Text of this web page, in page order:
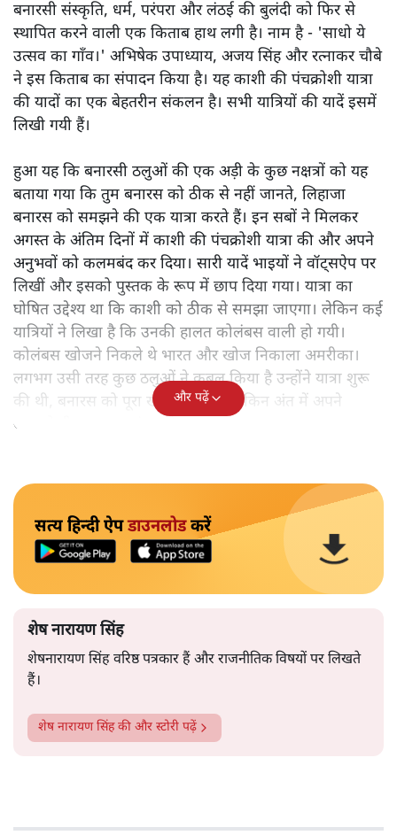
बनारसी संस्कृति, धर्म, परंपरा और लंठई की बुलंदी को फिर से
स्थापित करने वाली एक किताब हाथ लगी है। नाम है - 'साधो ये
उत्सव का गाँव।' अभिषेक उपाध्याय, अजय सिंह और रत्नाकर चौबे
ने इस किताब का संपादन किया है। यह काशी की पंचक्रोशी यात्रा
की यादों का एक बेहतरीन संकलन है। सभी यात्रियों की यादें इसमें
लिखी गयी हैं।
हुआ यह कि बनारसी ठलुओं की एक अड़ी के कुछ नक्षत्रों को यह
बताया गया कि तुम बनारस को ठीक से नहीं जानते, लिहाजा
बनारस को समझने की एक यात्रा करते हैं। इन सबों ने मिलकर
अगस्त के अंतिम दिनों में काशी की पंचक्रोशी यात्रा की और अपने
अनुभवों को कलमबंद कर दिया। सारी यादें भाइयों ने वॉट्सऐप पर
लिखीं और इसको पुस्तक के रूप में छाप दिया गया। यात्रा का
घोषित उद्देश्य था कि काशी को ठीक से समझा जाएगा। लेकिन कई
यात्रियों ने लिखा है कि उनकी हालत कोलंबस वाली हो गयी।
कोलंबस खोजने निकले थे भारत और खोज निकाला अमरीका।
लगभग उसी तरह कुछ ठलुओं ने कुबूल किया है उन्होंने यात्रा शुरू
की थी, बनारस को पूरा खोजने के लिए लेकिन अंत में अपने
आपको ही समझकर संतुष्ट हो गए।
और पढ़ें
सत्य हिन्दी ऐपडाउनलोडकरें
शेष नारायण सिंह
शेषनारायण सिंह वरिष्ठ पत्रकार हैं और राजनीतिक विषयों पर लिखते
हैं।
शेष नारायण सिंहकी और स्टोरी पढ़ें